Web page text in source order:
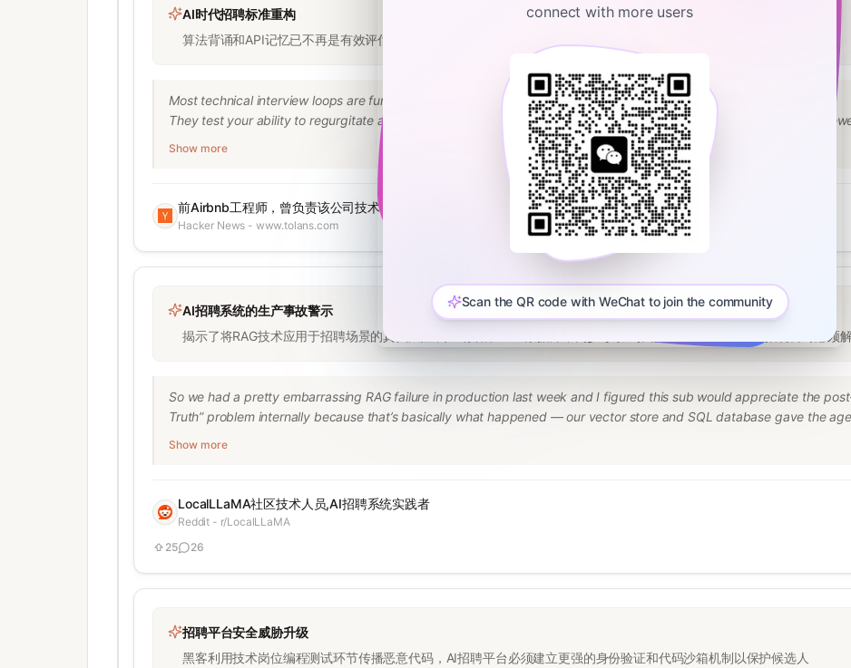
AI时代招聘标准重构
算法背诵和API记忆已不再是有效评估标准，AI招聘平台必须重新定义工程师能力模型，转向评估问题分解和AI协作能力
Most technical interview loops are fundamentally flawed.
They test your ability to regurgitate algorithms you'll never use on the job, or your recall of whatever API the
Back when I worked at Airbnb, I fought hard to remove algorithmic questions from our onsite. One particularly
simulate how water would flow through terrain represented by a two-dimensional array. I wanted our interview to
well-reasoned and maintainable code; I didn't care how well they could implement recursion or avoid off-by-one
Removing algorithmic questions is only one half of the battle, though. We still need to design an interview loop that
been a tough needle to thread. I want to see how a candidate tackles a problem with real-world scope, but my time
Show more
前Airbnb工程师，曾负责该公司技术招聘流程改革
Hacker News - www.tolans.com
AI招聘系统的生产事故警示
揭示了将RAG技术应用于招聘场景的真实风险:向量存储和SQL数据库不同步导致AI推荐过时候选人,提醒AI招聘公司必须
So we had a pretty embarrassing RAG failure in production last week and I figured this sub would appreciate the
Truth” problem internally because that’s basically what happened — our vector store and SQL database gave the
— “Candidate has 5 years of Python experience, strong backend background, relevant projects.” All technically true.
Show more
LocalLLaMA社区技术人员,AI招聘系统实践者
Reddit - r/LocalLLaMA
25
26
招聘平台安全威胁升级
黑客利用技术岗位编程测试环节传播恶意代码，AI招聘平台必须建立更强的身份验证和代码沙箱机制以保护候选人
connect with more users
Scan the QR code with WeChat to join the community